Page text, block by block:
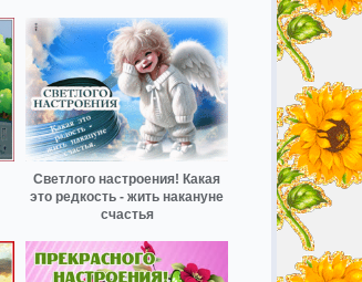
Светлого настроения! Какая
это редкость - жить накануне
счастья